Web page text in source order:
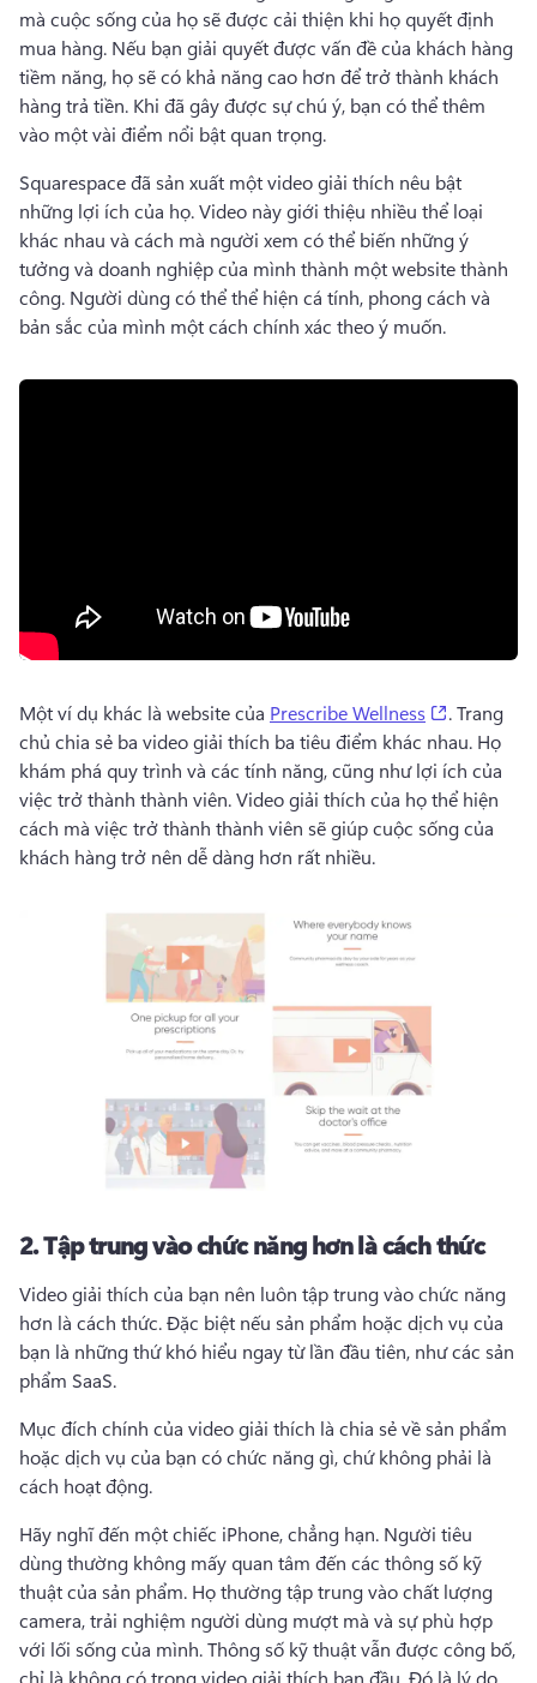
mà cuộc sống của họ sẽ được cải thiện khi họ quyết định
mua hàng. Nếu bạn giải quyết được vấn đề của khách hàng
tiềm năng, họ sẽ có khả năng cao hơn để trở thành khách
hàng trả tiền. Khi đã gây được sự chú ý, bạn có thể thêm
vào một vài điểm nổi bật quan trọng.
Squarespace đã sản xuất một video giải thích nêu bật
những lợi ích của họ. Video này giới thiệu nhiều thể loại
khác nhau và cách mà người xem có thể biến những ý
tưởng và doanh nghiệp của mình thành một website thành
công. Người dùng có thể thể hiện cá tính, phong cách và
bản sắc của mình một cách chính xác theo ý muốn.
Một ví dụ khác là website của Prescribe Wellness (opens in
. Trang
chủ chia sẻ ba video giải thích ba tiêu điểm khác nhau. Họ
khám phá quy trình và các tính năng, cũng như lợi ích của
việc trở thành thành viên. Video giải thích của họ thể hiện
cách mà việc trở thành thành viên sẽ giúp cuộc sống của
khách hàng trở nên dễ dàng hơn rất nhiều.
2.Tập trung vào chức năng hơn là cách thức
Video giải thích của bạn nên luôn tập trung vào chức năng
hơn là cách thức. Đặc biệt nếu sản phẩm hoặc dịch vụ của
bạn là những thứ khó hiểu ngay từ lần đầu tiên, như các sản
phẩm SaaS.
Mục đích chính của video giải thích là chia sẻ về sản phẩm
hoặc dịch vụ của bạn có chức năng gì, chứ không phải là
cách hoạt động.
Hãy nghĩ đến một chiếc iPhone, chẳng hạn. Người tiêu
dùng thường không mấy quan tâm đến các thông số kỹ
thuật của sản phẩm. Họ thường tập trung vào chất lượng
camera, trải nghiệm người dùng mượt mà và sự phù hợp
với lối sống của mình. Thông số kỹ thuật vẫn được công bố,
chỉ là không có trong video giải thích ban đầu. Đó là lý do